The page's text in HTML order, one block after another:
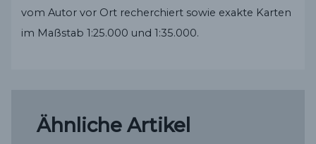
vom Autor vor Ort recherchiert sowie exakte Karten
im Maßstab 1:25.000 und 1:35.000.
Ähnliche Artikel